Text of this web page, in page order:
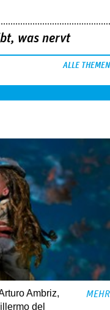
was nervt
ALLE THEMEN
Ambriz,
del
MEHR